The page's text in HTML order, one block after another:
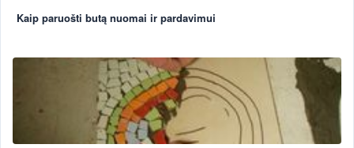
Kaip paruošti butą nuomai ir pardavimui